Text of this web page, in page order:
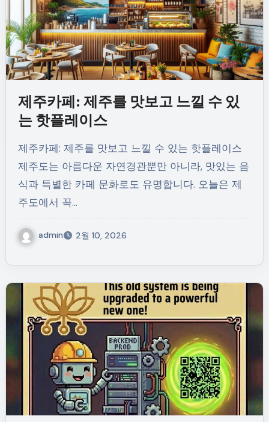
제주카페: 제주를 맛보고 느낄 수 있
는 핫플레이스
제주카페: 제주를 맛보고 느낄 수 있는 핫플레이스
제주도는 아름다운 자연경관뿐만 아니라, 맛있는 음
식과 특별한 카페 문화로도 유명합니다. 오늘은 제
주도에서 꼭…
admin 2월 10, 2026